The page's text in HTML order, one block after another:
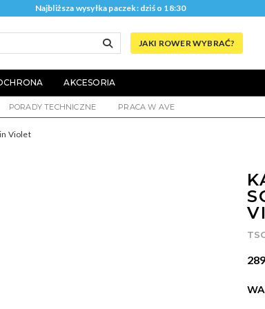
Najbliższa wysyłka paczek: dziś o 18:30
JAKI ROWER WYBRAĆ?
AKCESORIA
PORADY TECHNICZNE PRACA W AVE
Violet